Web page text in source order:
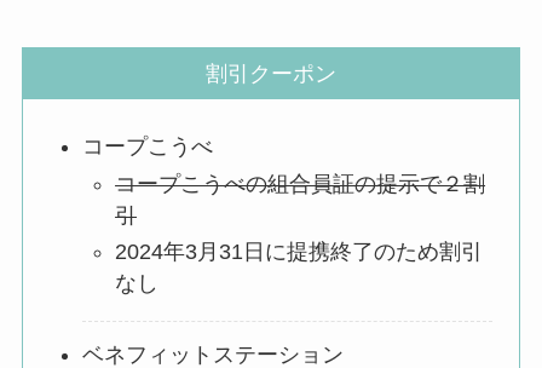
割引クーポン
コープこうべ
コープこうべの組合員証の提示で２割
引
2024年3月31日に提携終了のため割引
なし
ベネフィットステーション